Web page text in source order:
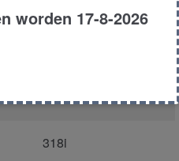
Metallic
194E1
318i
worden 17-8-2026